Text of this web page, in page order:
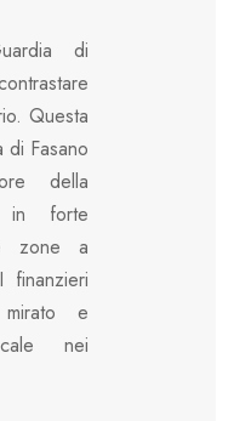
di
Questa
di Fasano
della
in forte
zone a
finanzieri
e
nei